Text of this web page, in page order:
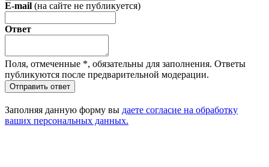
E-mail (на сайте не публикуется)
Ответ
Поля, отмеченные *, обязательны для заполнения. Ответы
публикуются после предварительной модерации.
Отправить ответ
Заполняя данную форму вы даете согласие на обработку
ваших персональных данных.